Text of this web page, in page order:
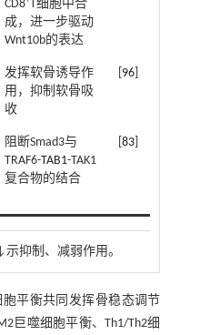
CD8 T细胞中合
成，进一步驱动
Wnt10b的表达
发挥软骨诱导作
用，抑制软骨吸
收
96]
阻断Smad3与
TRAF6-TAB1-TAK1
复合物的结合
83]
抑制、减弱作用。
胞平衡共同发挥骨稳态调节
巨噬细胞平衡、Th1/Th2细